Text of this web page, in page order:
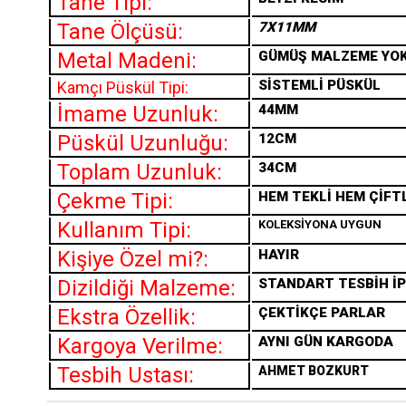
Tane Ölçüsü: 7X11MM
Metal Madeni: GÜMÜŞ MALZEME
Kamçı Püskül Tipi: SİSTEMLİ PÜSKÜL
İmame Uzunluk: 44MM
Püskül Uzunluğu: 12CM
Toplam Uzunluk: 34CM
Çekme Tipi: HEM TEKLİ HEM
Kullanım Tipi: KOLEKSİYONA UYGUN
Kişiye Özel mi?: HAYIR
Dizildiği Malzeme: STANDART TESBİH
Ekstra Özellik: ÇEKTİKÇE PARLAR
Kargoya Verilme: AYNI GÜN KARGODA
Tesbih Ustası: AHMET BOZKURT